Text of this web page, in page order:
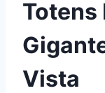
Totens
Vista